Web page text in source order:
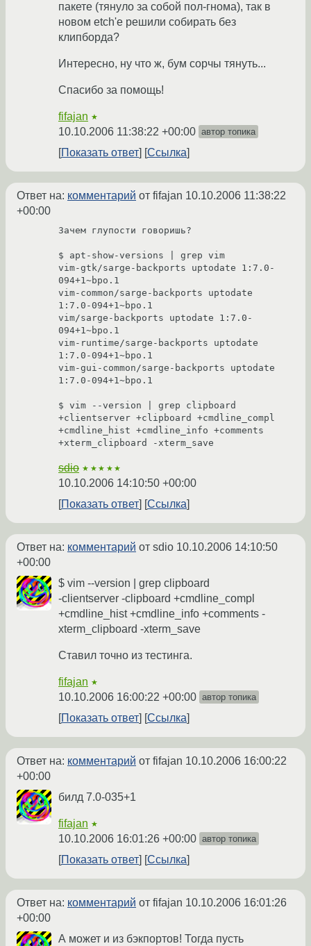
пакете (тянуло за собой пол-гнома), так в
новом etch'e решили собирать без
клипборда?
Интересно, ну что ж, бум сорчы тянуть...
Спасибо за помощь!
fifajan ★
10.10.2006 11:38:22 +00:00 автор топика
Показать ответ Ссылка
Ответ на: комментарий от fifajan 10.10.2006 11:38:22
+00:00
Зачем глупости говоришь?
$ apt-show-versions | grep vim
vim-gtk/sarge-backports uptodate 1:7.0-
094+1~bpo.1
vim-common/sarge-backports uptodate
1:7.0-094+1~bpo.1
vim/sarge-backports uptodate 1:7.0-
094+1~bpo.1
vim-runtime/sarge-backports uptodate
1:7.0-094+1~bpo.1
vim-gui-common/sarge-backports uptodate
1:7.0-094+1~bpo.1
$ vim --version | grep clipboard
+clientserver +clipboard +cmdline_compl
+cmdline_hist +cmdline_info +comments
sdio ★★★★★
10.10.2006 14:10:50 +00:00
Показать ответ
Ссылка
Ответ на: комментарий от sdio 10.10.2006 14:10:50
+00:00
$ vim --version | grep clipboard
-clientserver -clipboard +cmdline_compl
+cmdline_hist +cmdline_info +comments -
xterm_clipboard -xterm_save
Ставил точно из тестинга.
fifajan ★
10.10.2006 16:00:22 +00:00 автор топика
Показать ответ Ссылка
Ответ на: комментарий от fifajan 10.10.2006 16:00:22
+00:00
билд 7.0-035+1
fifajan ★
10.10.2006 16:01:26 +00:00 автор топика
Показать ответ Ссылка
Ответ на: комментарий от fifajan 10.10.2006 16:01:26
+00:00
А может и из бэкпортов! Тогда пусть